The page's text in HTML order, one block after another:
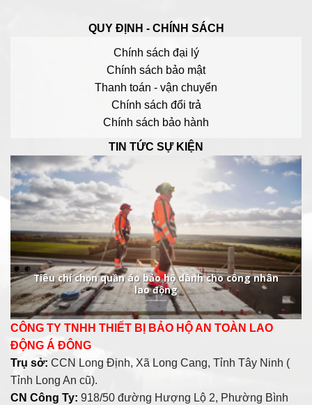
QUY ĐỊNH - CHÍNH SÁCH
Chính sách đại lý
Chính sách bảo mật
Thanh toán - vận chuyển
Chính sách đổi trả
Chính sách bảo hành
TIN TỨC SỰ KIỆN
Tiêu chí chọn quần áo bảo hộ dành cho công nhân
lao động
CÔNG TY TNHH THIẾT BỊ BẢO HỘ AN TOÀN LAO
ĐỘNG Á ĐÔNG
Trụ sở: CCN Long Định, Xã Long Cang, Tỉnh Tây Ninh (
Tỉnh Long An cũ).
CN Công Ty: 918/50 đường Hượng Lộ 2, Phường Bình